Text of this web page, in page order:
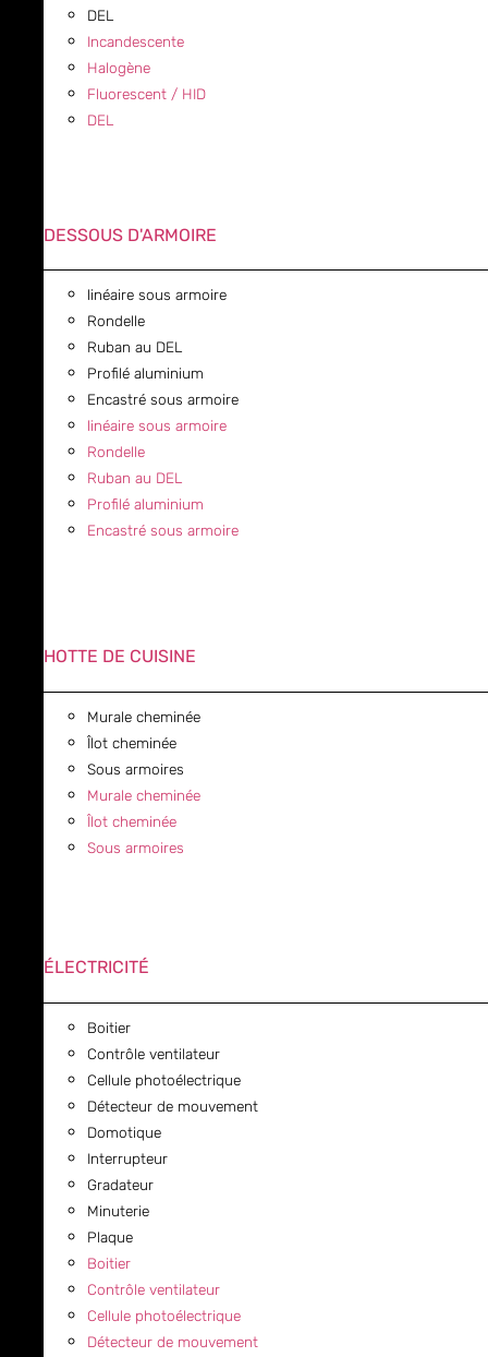
DEL
Incandescente
Halogène
Fluorescent / HID
DEL
DESSOUS D'ARMOIRE
linéaire sous armoire
Rondelle
Ruban au DEL
Profilé aluminium
Encastré sous armoire
linéaire sous armoire
Rondelle
Ruban au DEL
Profilé aluminium
Encastré sous armoire
HOTTE DE CUISINE
Murale cheminée
Îlot cheminée
Sous armoires
Murale cheminée
Îlot cheminée
Sous armoires
ÉLECTRICITÉ
Boitier
Contrôle ventilateur
Cellule photoélectrique
Détecteur de mouvement
Domotique
Interrupteur
Gradateur
Minuterie
Plaque
Boitier
Contrôle ventilateur
Cellule photoélectrique
Détecteur de mouvement